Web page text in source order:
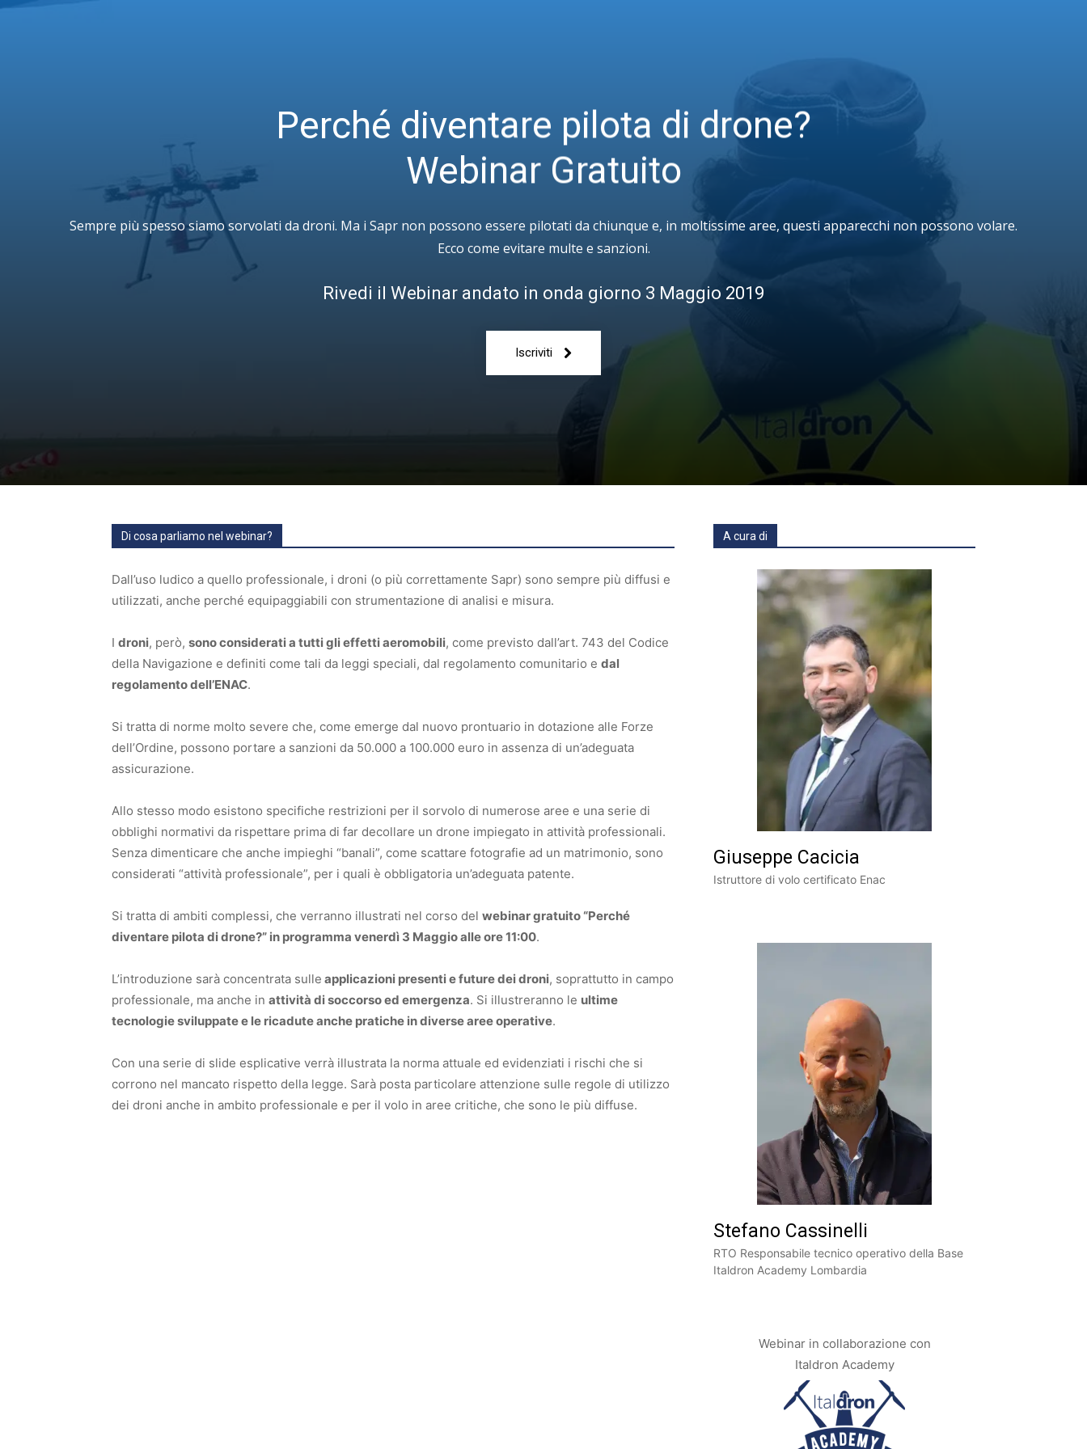
Perché diventare pilota di drone?
Webinar Gratuito
Sempre più spesso siamo sorvolati da droni. Ma i Sapr non possono essere pilotati da chiunque e, in moltissime aree, questi apparecchi non possono volare.
Ecco come evitare multe e sanzioni.
Rivedi il Webinar andato in onda giorno 3 Maggio 2019
Iscriviti
Di cosa parliamo nel webinar?
Dall’uso ludico a quello professionale, i droni (o più correttamente Sapr) sono sempre più diffusi e
utilizzati, anche perché equipaggiabili con strumentazione di analisi e misura.
I droni, però, sono considerati a tutti gli effetti aeromobili, come previsto dall’art. 743 del Codice
della Navigazione e definiti come tali da leggi speciali, dal regolamento comunitario e dal
regolamento dell’ENAC.
Si tratta di norme molto severe che, come emerge dal nuovo prontuario in dotazione alle Forze
dell’Ordine, possono portare a sanzioni da 50.000 a 100.000 euro in assenza di un’adeguata
assicurazione.
Allo stesso modo esistono specifiche restrizioni per il sorvolo di numerose aree e una serie di
obblighi normativi da rispettare prima di far decollare un drone impiegato in attività professionali.
Senza dimenticare che anche impieghi “banali”, come scattare fotografie ad un matrimonio, sono
considerati “attività professionale”, per i quali è obbligatoria un’adeguata patente.
Si tratta di ambiti complessi, che verranno illustrati nel corso del webinar gratuito “Perché
diventare pilota di drone?” in programma venerdì 3 Maggio alle ore 11:00.
L’introduzione sarà concentrata sulle applicazioni presenti e future dei droni, soprattutto in campo
professionale, ma anche in attività di soccorso ed emergenza. Si illustreranno le ultime
tecnologie sviluppate e le ricadute anche pratiche in diverse aree operative.
Con una serie di slide esplicative verrà illustrata la norma attuale ed evidenziati i rischi che si
corrono nel mancato rispetto della legge. Sarà posta particolare attenzione sulle regole di utilizzo
dei droni anche in ambito professionale e per il volo in aree critiche, che sono le più diffuse.
A cura di
Giuseppe Cacicia
Istruttore di volo certificato Enac
Stefano Cassinelli
RTO Responsabile tecnico operativo della Base
Italdron Academy Lombardia
Webinar in collaborazione con
Italdron Academy